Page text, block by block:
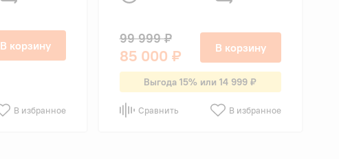
В корзину
В избранное
99 999 ₽
85 000 ₽ В корзину
Выгода 15% или 14 999 ₽
Сравнить В избранное